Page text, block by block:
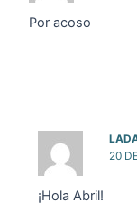
Por acoso
20
¡Hola Abril!